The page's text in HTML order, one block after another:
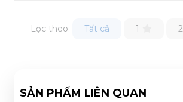
Lọc theo: Tất cả 1 2
SẢN PHẨM LIÊN QUAN